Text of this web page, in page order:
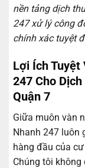
nền tảng dịch
247 xử lý công
chính xác tuyệt
Lợi Ích Tuyệt
247 Cho
Quận 7
Giữa muôn vàn
Nhanh 247 luôn
hàng đầu của
Chúng tôi